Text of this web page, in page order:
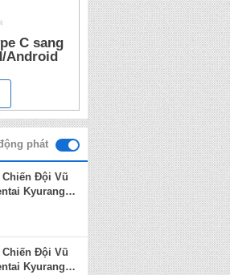
C sang
Android
phát
Chiến Đội Vũ
Kyuranger)
Chiến Đội Vũ
Kyuranger)